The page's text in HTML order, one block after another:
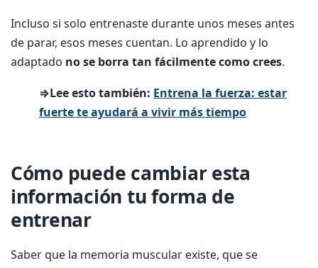
Incluso si solo entrenaste durante unos meses antes
de parar, esos meses cuentan. Lo aprendido y lo
adaptado no se borra tan fácilmente como crees.
⇒Lee esto también: Entrena la fuerza: estar
fuerte te ayudará a vivir más tiempo
Cómo puede cambiar esta
información tu forma de
entrenar
Saber que la memoria muscular existe, que se